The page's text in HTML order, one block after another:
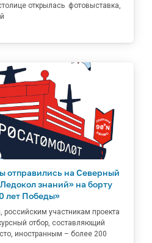
открылась фотовыставка,
отправились на Северный
знаний» на борту
лет Победы»
российским участникам проекта
отбор, составляющий
иностранным – более 200